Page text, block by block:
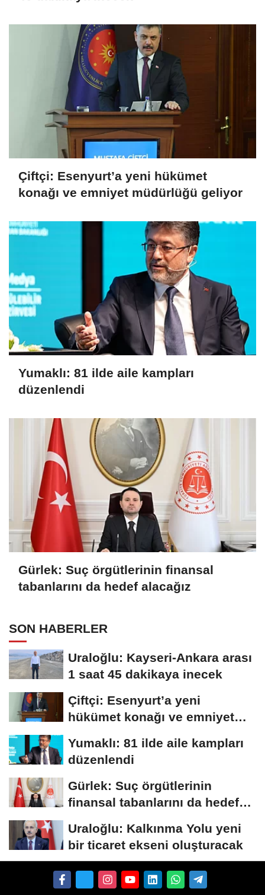
Çiftçi: Esenyurt’a yeni hükümet
konağı ve emniyet müdürlüğü geliyor
Yumaklı: 81 ilde aile kampları
düzenlendi
Gürlek: Suç örgütlerinin finansal
tabanlarını da hedef alacağız
SON HABERLER
Uraloğlu: Kayseri-Ankara arası
1 saat 45 dakikaya inecek
Çiftçi: Esenyurt’a yeni
hükümet konağı ve emniyet
Yumaklı: 81 ilde aile kampları
düzenlendi
Gürlek: Suç örgütlerinin
finansal tabanlarını da hedef
Uraloğlu: Kalkınma Yolu yeni
bir ticaret ekseni oluşturacak